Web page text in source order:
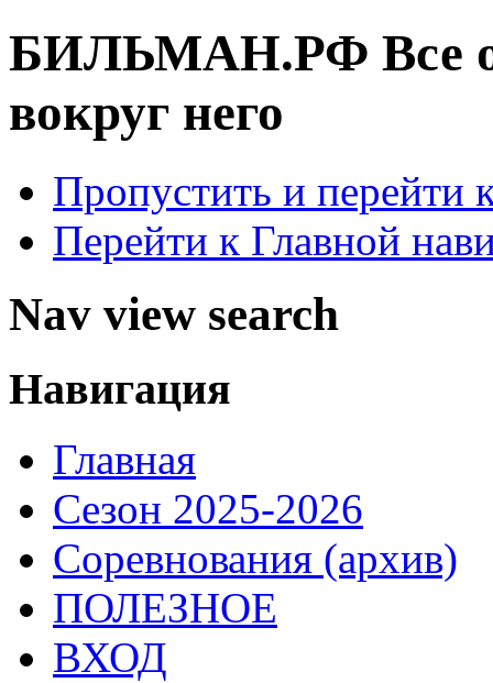
БИЛЬМАН.РФ Все
вокруг него
Пропустить и перейти
Перейти к Главной
Nav view search
Навигация
Главная
Сезон 2025-2026
Соревнования (архив)
ПОЛЕЗНОЕ
ВХОД